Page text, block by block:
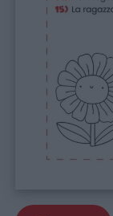
Menu
Schede